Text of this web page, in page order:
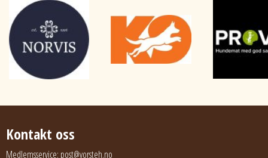
Kontakt oss
Medlemsservice: post@vorsteh.no